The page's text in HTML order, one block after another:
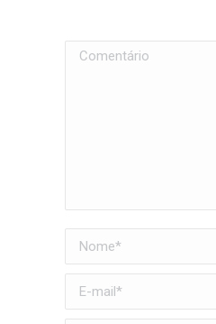
Comentário
Nome *
E-mail *